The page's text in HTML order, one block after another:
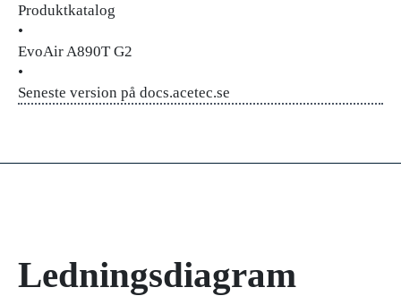
Produktkatalog
•
EvoAir A890T G2
•
Seneste version på docs.acetec.se
Ledningsdiagram